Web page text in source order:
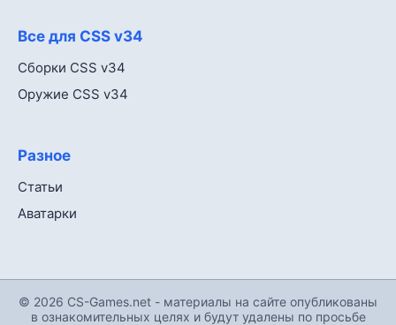
Все для CSS v34
Сборки CSS v34
Оружие CSS v34
Разное
Статьи
Аватарки
© 2026 CS-Games.net - материалы на сайте опубликованы
в ознакомительных целях и будут удалены по просьбе